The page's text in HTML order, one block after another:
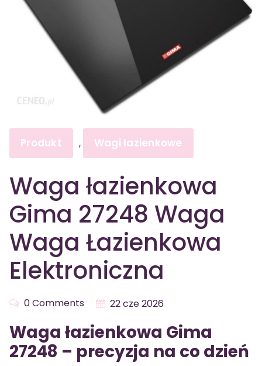
Produkt , Wagi łazienkowe
Waga łazienkowa
Gima 27248 Waga
Waga Łazienkowa
Elektroniczna
0 Comments 22 cze 2026
Waga łazienkowa Gima
27248 – precyzja na co dzień